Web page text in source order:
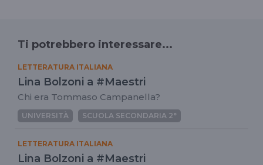
Ti potrebbero interessare...
LETTERATURA ITALIANA
Lina Bolzoni a #Maestri
Chi era Tommaso Campanella?
UNIVERSITÀ SCUOLA SECONDARIA 2°
LETTERATURA ITALIANA
Lina Bolzoni a #Maestri